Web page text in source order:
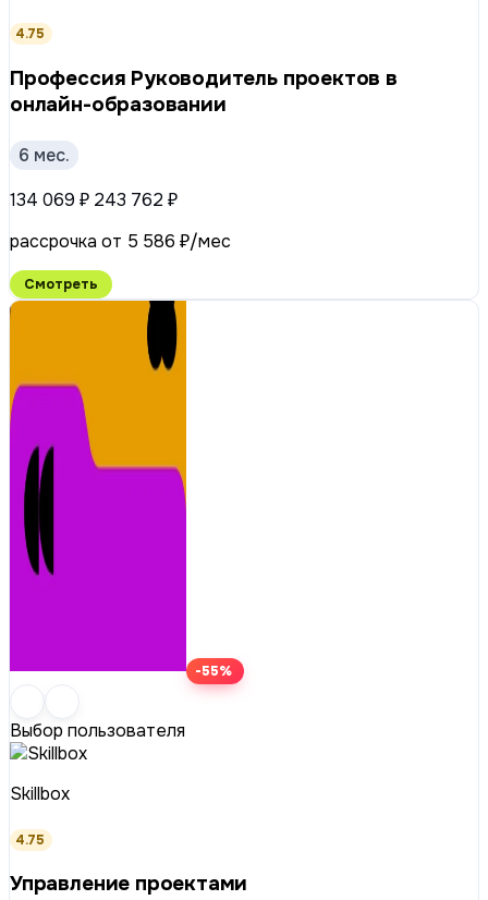
4.75
Профессия Руководитель проектов в
онлайн-образовании
6 мес.
134 069 ₽ 243 762 ₽
рассрочка от 5 586 ₽/мес
Смотреть
-55%
Выбор пользователя
Skillbox
4.75
Управление проектами